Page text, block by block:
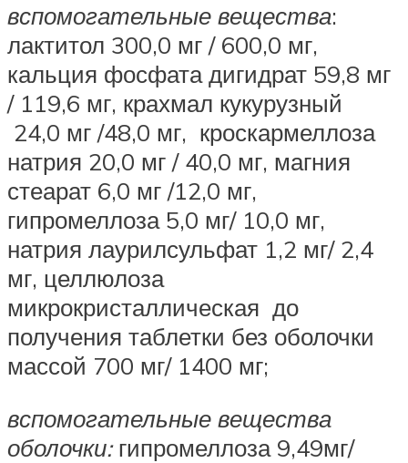
вспомогательные вещества:
лактитол 300,0 мг / 600,0 мг,
кальция фосфата дигидрат 59,8 мг
/ 119,6 мг, крахмал кукурузный
24,0 мг /48,0 мг, кроскармеллоза
натрия 20,0 мг / 40,0 мг, магния
стеарат 6,0 мг /12,0 мг,
гипромеллоза 5,0 мг/ 10,0 мг,
натрия лаурилсульфат 1,2 мг/ 2,4
мг, целлюлоза
микрокристаллическая до
получения таблетки без оболочки
массой 700 мг/ 1400 мг;
вспомогательные вещества
оболочки:гипромеллоза 9,49мг/